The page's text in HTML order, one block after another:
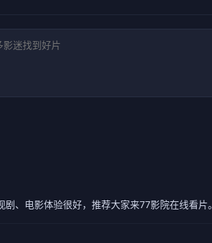
、电影体验很好，推荐大家来77影院在线看片。